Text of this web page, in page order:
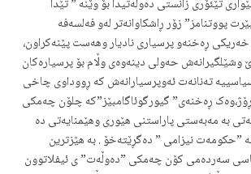
تێئۆری زانستی ده‌وڵه‌تیدا بۆ وێنه‌ ” تێدا
پووتنامز” زۆر ڕاشکاوانه‌تر له‌و فه‌لسه‌فه‌
ڕه‌خنه‌و پرسیاری نادیار وهه‌ست پێنه‌کراون،
وشێلگیرانه‌ش حه‌ولی دینه‌وه‌ی وڵام بۆ پرسیاره‌کان
ته‌نانه‌ت ئه‌وپرسیارانه‌ش که ‌ڕووداوی چاخی
ڕه‌خنه‌ی” گیورگوئاگامبێز”که‌ چلۆن چه‌مکی
به‌ مه‌به‌ستی پاراستنی هێوری وهێمنایه‌تی ده‌
‌”حکومه‌ت نیزامی ” ده‌گڕێته‌خۆ . به‌ هێزترین
سه‌رده‌می کۆن چه‌مکی ”ده‌وڵه‌ت” ی ئیفلاتوون